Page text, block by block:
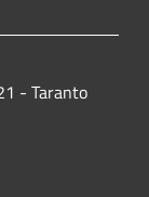
- Taranto